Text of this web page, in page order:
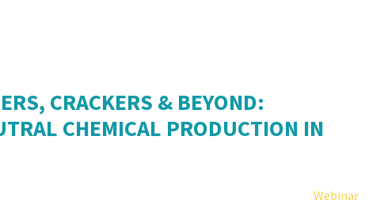
CRACKERS & BEYOND:
CHEMICAL PRODUCTION IN
Webinar